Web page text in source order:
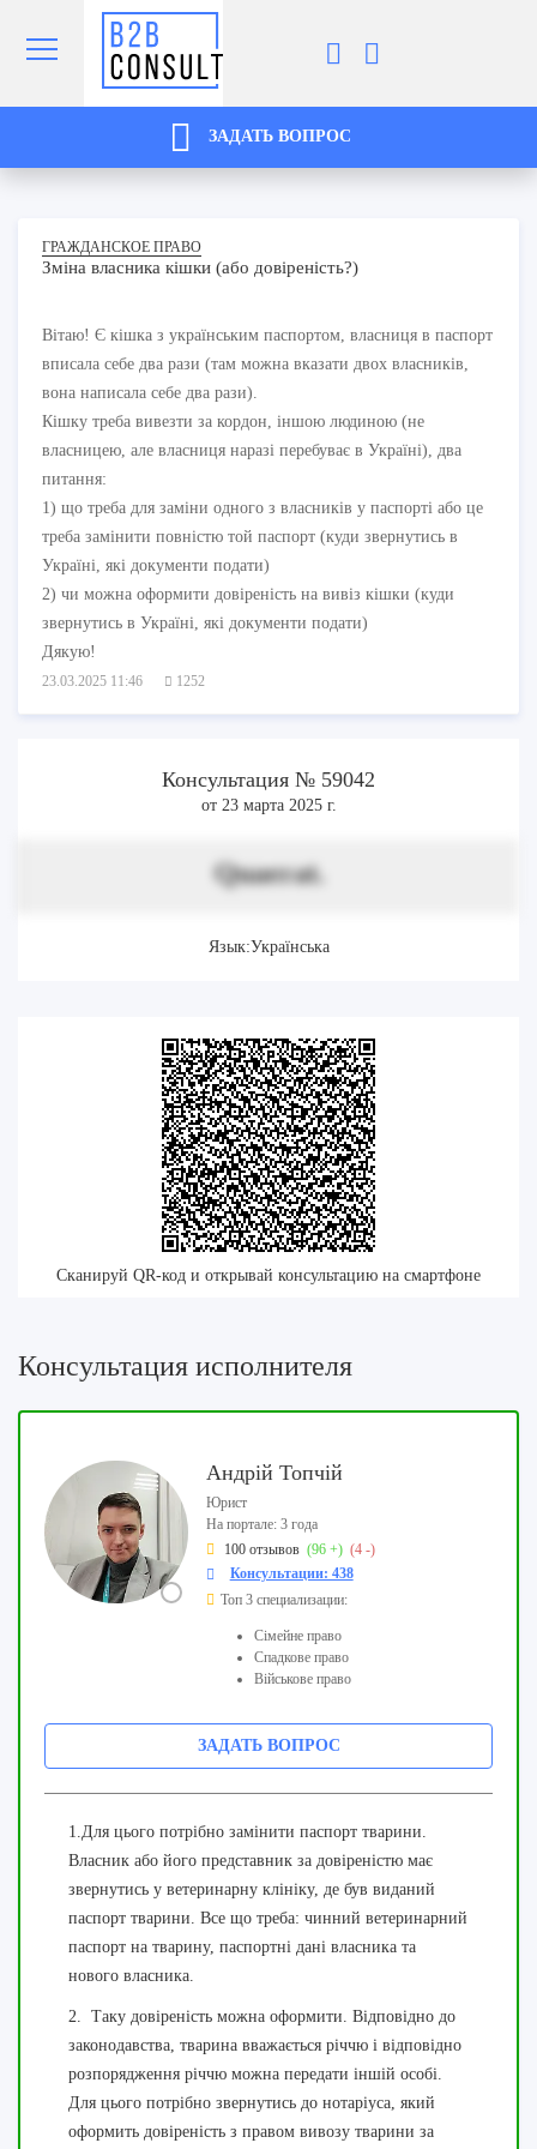
ЗАДАТЬ ВОПРОС
ГРАЖДАНСКОЕ ПРАВО
Зміна власника кішки (або довіреність?)
Вітаю! Є кішка з українським паспортом, власниця в паспорт
вписала себе два рази (там можна вказати двох власників,
вона написала себе два рази).
Кішку треба вивезти за кордон, іншою людиною (не
власницею, але власниця наразі перебуває в Україні), два
питання:
1) що треба для заміни одного з власників у паспорті або це
треба замінити повністю той паспорт (куди звернутись в
Україні, які документи подати)
2) чи можна оформити довіреність на вивіз кішки (куди
звернутись в Україні, які документи подати)
Дякую!
23.03.2025 11:46 1252
Консультация № 59042
от 23 марта 2025 г.
Quaerat.
Язык:Українська
Сканируй QR-код и открывай консультацию на смартфоне
Консультация исполнителя
Андрій Топчій
Юрист
На портале: 3 года
100 отзывов (96 +) (4 -)
Консультации: 438
Топ 3 специализации:
Сімейне право
Спадкове право
Військове право
ЗАДАТЬ ВОПРОС
1.Для цього потрібно замінити паспорт тварини.
Власник або його представник за довіреністю має
звернутись у ветеринарну клініку, де був виданий
паспорт тварини. Все що треба: чинний ветеринарний
паспорт на тварину, паспортні дані власника та
нового власника.
2. Таку довіреність можна оформити. Відповідно до
законодавства, тварина вважається річчю і відповідно
розпорядження річчю можна передати іншій особі.
Для цього потрібно звернутись до нотаріуса, який
оформить довіреність з правом вивозу тварини за